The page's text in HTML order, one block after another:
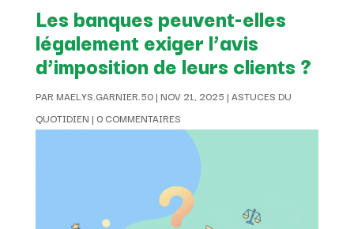
Les banques peuvent-elles
légalement exiger l’avis
d’imposition de leurs clients ?
PARMAELYS.GARNIER.50| NOV 21, 2025 | ASTUCES DU
QUOTIDIEN | 0 COMMENTAIRES